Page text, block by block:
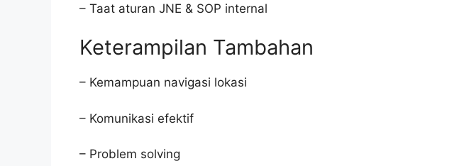
– Taat aturan JNE & SOP internal
Keterampilan Tambahan
– Kemampuan navigasi lokasi
– Komunikasi efektif
– Problem solving